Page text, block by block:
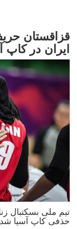
قزاقستان
ایران در کاپ
تیم ملی بسکتبال
حذفی کاپ آسیا